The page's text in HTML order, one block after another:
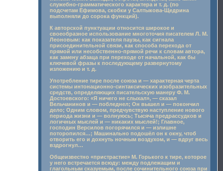
служебно-грамматического характера и т. д. (по
подсчетам Ефимова, скобки у Салтыкова-Щедрина
выполняли до сорока функций).
К авторской пунктуации относится широкое и
своеобразное использование многоточия писателем Л. М.
Леоновым: как показателя паузы, как сигнала
присоединительной связи, как способа перехода от
прямой или несобственно-прямой речи к словам автора,
как замену абзаца при переходе от начальной, как бы
ключевой фразы к последующему развернутому
изложению и т. д.
Употребление тире после союза и — характерная черта
системы интонационно-синтаксических изобразительных
средств, определяющих писательскую манеру Ф. М.
Достоевского: «Я ничего не слыхал», — сказал
Вельчанинов и — побледнел; Он вышел и — покончил
дело; Одним словом, предчувствую наступление нового
периода жизни и — волнуюсь; Тысяча предрассудков и
логичных мыслей и — никаких мыслей!; Главное,
господин Версилов погорячился и — излишне
поторопился…; Машинально подошёл он к окну, чтоб
отворить его и дохнуть ночным воздухом, и — вдруг весь
вздрогнул…
Общеизвестно «пристрастие» М. Горького к тире, которое
у него встречается всюду: между подлежащим и
глагольным сказуемым, после сочинительного союза при